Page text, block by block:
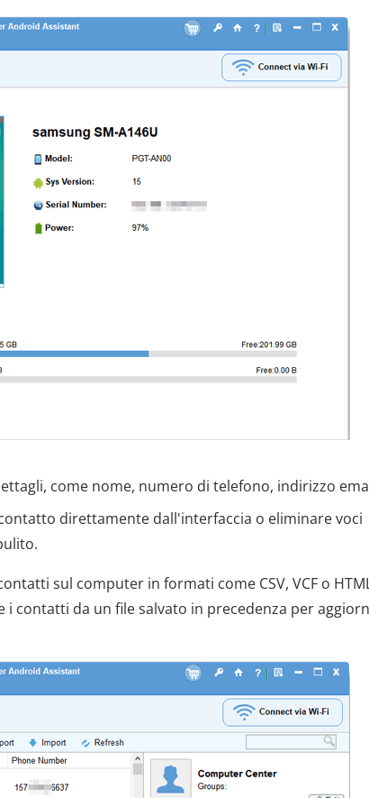
come nome, numero di telefono, indirizzo
direttamente dall'interfaccia o eliminare voci
sul computer in formati come CSV, VCF o
contatti da un file salvato in precedenza per